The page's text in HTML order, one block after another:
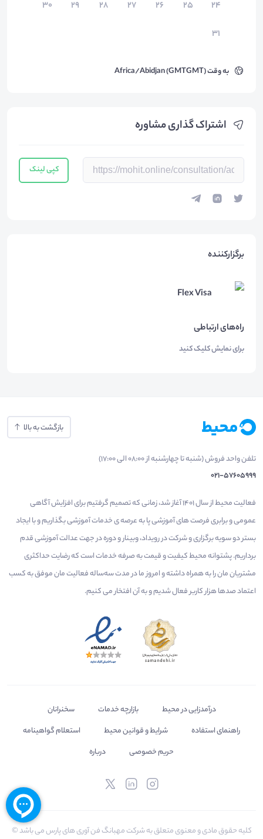
۲۴
۲۵ ۲۶ ۲۷ ۲۸ ۲۹
۳۰
۳۱
به وقتAfrica/Abidjan (GMTGMT)
اشتراک گذاری مشاوره
کپی لینک
برگزارکننده
Flex Visa
راه‌های ارتباطی
برای نمایش کلیک کنید
بازگشت به بالا
تلفن واحد فروش (شنبه تا چهارشنبه از 08:00 الی 17:00)
021-57605999
فعالیت محیط از سال 1401 آغاز شد، زمانی که تصمیم گرفتیم برای افزایش آگاهی
عمومی و برابری فرصت های آموزشی پا به عرصه ی خدمات آموزشی بگذاریم و با ایجاد
بستر دو سویه برگزاری و شرکت در رویداد، وبینار و دوره در جهت عدالت آموزشی قدم
برداریم. پشتوانه محیط کیفیت و قیمت به صرفه خدمات است که رضایت حداکثری
مشتریان مان را به همراه داشته و امروز ما در مدت سه‌ساله فعالیت مان موفق به کسب
اعتماد صدها هزار کاربر فعال شدیم و به آن افتخار می‌ کنیم.
درآمدزایی در محیط بازارچه خدمات
سخنرانان
راهنمای استفاده
شرایط و قوانین محیط
استعلام گواهینامه
حریم خصوصی
درباره
کلیه حقوق مادی و معنوی متعلق به شرکت مهبانگ فن آوری های پارس می باشد ©